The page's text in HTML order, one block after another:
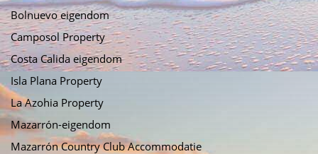
Bolnuevo eigendom
Camposol Property
Costa Calida eigendom
Isla Plana Property
La Azohia Property
Mazarrón-eigendom
Mazarrón Country Club Accommodatie